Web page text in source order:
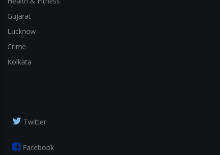
Gujarat
Lucknow
Crime
Kolkata
Twitter
Facebook